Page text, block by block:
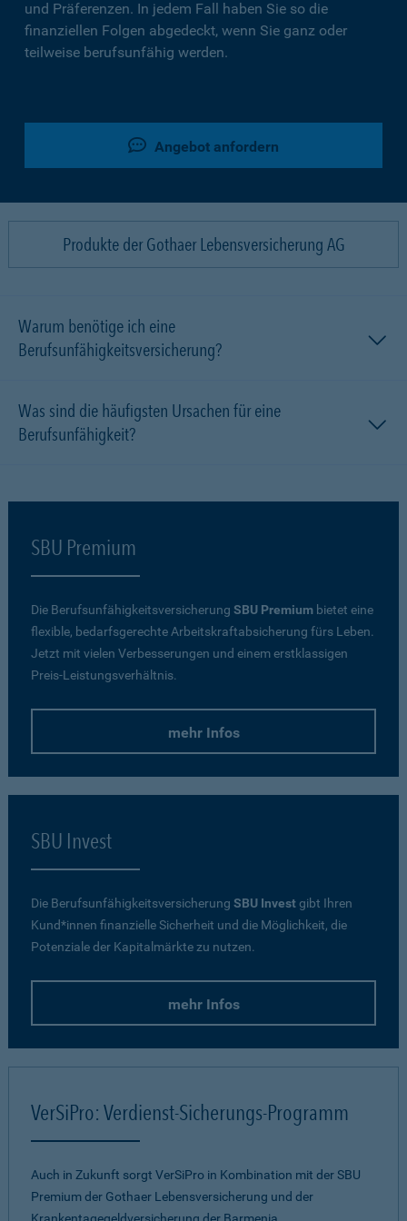
und Präferenzen. In jedem Fall haben Sie so die
finanziellen Folgen abgedeckt, wenn Sie ganz oder
teilweise berufsunfähig werden.
Angebot anfordern
Produkte der Gothaer Lebensversicherung AG
Warum benötige ich eine
Berufsunfähigkeitsversicherung?
Was sind die häufigsten Ursachen für eine
Berufsunfähigkeit?
SBU Premium
Die Berufsunfähigkeitsversicherung SBU Premium bietet eine
flexible, bedarfsgerechte Arbeitskraftabsicherung fürs Leben.
Jetzt mit vielen Verbesserungen und einem erstklassigen
Preis-Leistungsverhältnis.
mehr Infos
SBU Invest
Die Berufsunfähigkeitsversicherung SBU Investgibt Ihren
Kund*innen finanzielle Sicherheit und die Möglichkeit, die
Potenziale der Kapitalmärkte zu nutzen.
mehr Infos
VerSiPro: Verdienst-Sicherungs-Programm
Auch in Zukunft sorgt VerSiPro in Kombination mit der SBU
Premium der Gothaer Lebensversicherung und der